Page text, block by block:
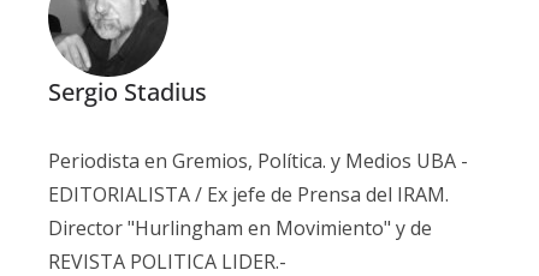
Sergio Stadius
Periodista en Gremios, Política. y Medios UBA -
EDITORIALISTA / Ex jefe de Prensa del IRAM.
Director "Hurlingham en Movimiento" y de
REVISTA POLITICA LIDER.-